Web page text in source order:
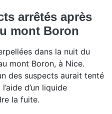
arrêtés après
mont Boron
dans la nuit du
mont Boron, à Nice.
des suspects aurait tenté
d’un liquide
la fuite.